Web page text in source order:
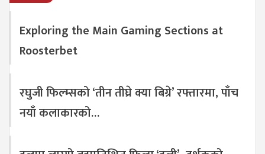
Exploring the Main Gaming Sections at
Roosterbet
रघुजी फिल्म्सको ‘तीन तीघ्रे क्या बिग्रे’ रफ्तारमा, पाँच
नयाँ कलाकारको…